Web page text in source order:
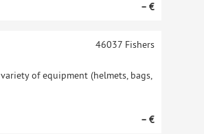
– €
of equipment (helmets, bags,
46037Fishers
– €